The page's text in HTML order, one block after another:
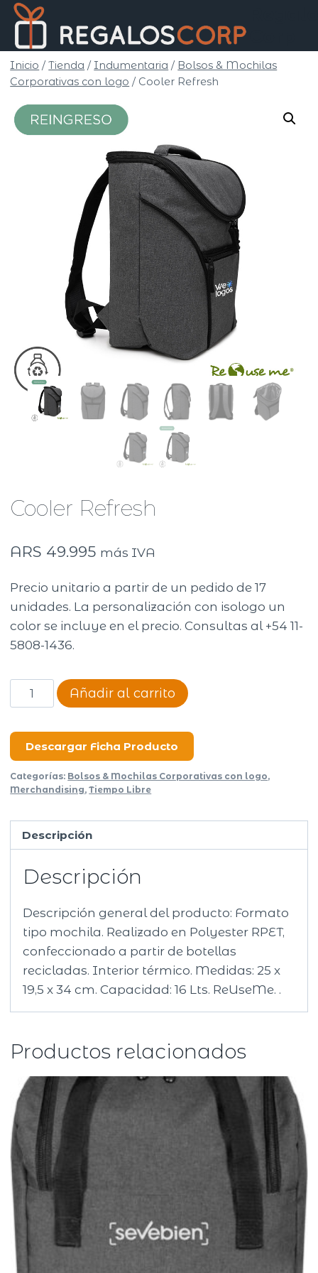
Saltar
contenido
Inicio / Tienda / Indumentaria / Bolsos & Mochilas
Corporativas con logo / Cooler Refresh
Cooler Refresh
ARS 49.995 más IVA
Precio unitario a partir de un pedido de 17
unidades. La personalización con isologo un
color se incluye en el precio. Consultas al +54 11-
5808-1436.
Cooler
Refresh
Añadir al carrito
Descargar Ficha Producto
Categorías: Bolsos & Mochilas Corporativas con logo,
Merchandising,Tiempo Libre
Descripción
Descripción
Descripción general del producto: Formato
tipo mochila. Realizado en Polyester RPET,
confeccionado a partir de botellas
recicladas. Interior térmico. Medidas: 25 x
19,5 x 34 cm. Capacidad: 16 Lts. ReUseMe. .
Productos relacionados